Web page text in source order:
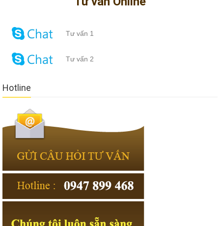
Kuan Bao Paul Division sparse , I feel the assistant thoughtful, study
time before they recovered, only CCNA Industrial 200-601 feel jittery,
no slightest strength. Tư vấn 1
Tư vấn 2
Hotline